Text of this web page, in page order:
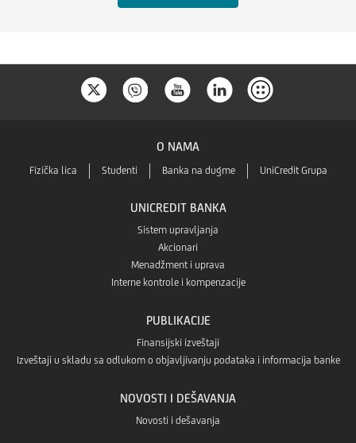
O NAMA
Fizička lica Studenti Banka na dugme UniCredit Grupa
UNICREDIT BANKA
Sistem upravljanja
Akcionari
Menadžment i uprava
Interne kontrole i kompenzacije
PUBLIKACIJE
Finansijski izveštaji
Izveštaji u skladu sa odlukom o objavljivanju podataka i informacija banke
NOVOSTI I DEŠAVANJA
Novosti i dešavanja